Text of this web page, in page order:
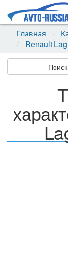
Главная
Renault
Поиск